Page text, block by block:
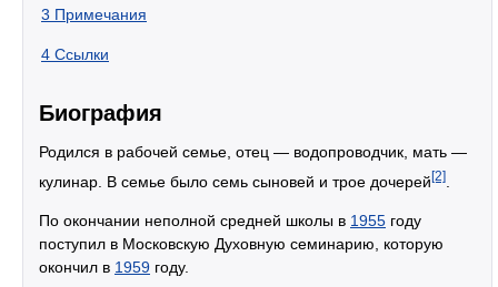
3 Примечания
4 Ссылки
Биография
Родился в рабочей семье, отец — водопроводчик, мать —
кулинар. В семье было семь сыновей и трое дочерей[2]
По окончании неполной средней школы в 1955 году
поступил в Московскую Духовную семинарию, которую
окончил в 1959 году.